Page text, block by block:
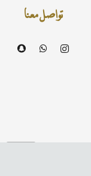
تواصل معنا